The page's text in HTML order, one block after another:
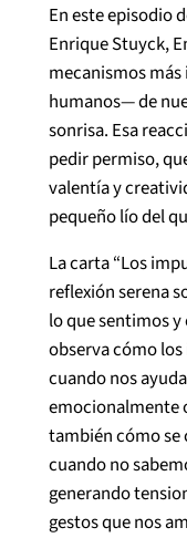
En este episodio
Enrique Stuyck,
mecanismos
humanos— de
sonrisa. Esa
pedir permiso,
valentía y
pequeño lío del
La carta “Los
reflexión serena
lo que sentimos
observa cómo
cuando nos
emocionalmente
también cómo
cuando no
generando
gestos que nos